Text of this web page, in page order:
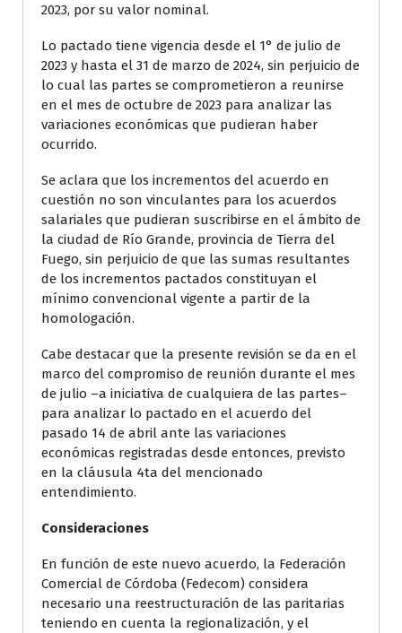
2023, por su valor nominal.
Lo pactado tiene vigencia desde el 1° de julio de
2023 y hasta el 31 de marzo de 2024, sin perjuicio de
lo cual las partes se comprometieron a reunirse
en el mes de octubre de 2023 para analizar las
variaciones económicas que pudieran haber
ocurrido.
Se aclara que los incrementos del acuerdo en
cuestión no son vinculantes para los acuerdos
salariales que pudieran suscribirse en el ámbito de
la ciudad de Río Grande, provincia de Tierra del
Fuego, sin perjuicio de que las sumas resultantes
de los incrementos pactados constituyan el
mínimo convencional vigente a partir de la
homologación.
Cabe destacar que la presente revisión se da en el
marco del compromiso de reunión durante el mes
de julio –a iniciativa de cualquiera de las partes–
para analizar lo pactado en el acuerdo del
pasado 14 de abril ante las variaciones
económicas registradas desde entonces, previsto
en la cláusula 4ta del mencionado
entendimiento.
Consideraciones
En función de este nuevo acuerdo, la Federación
Comercial de Córdoba (Fedecom) considera
necesario una reestructuración de las paritarias
teniendo en cuenta la regionalización, y el